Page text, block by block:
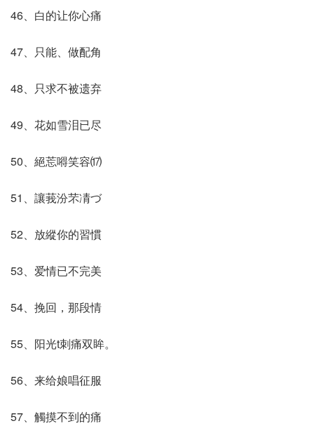
46、白的让你心痛
47、只能、做配角
48、只求不被遗弃
49、花如雪泪已尽
50、絕莣嘚笑容⒄
51、讓莪汾芣凊づ
52、放縱你的習慣
53、爱情已不完美
54、挽回，那段情
55、阳光t刺痛双眸。
56、来给娘唱征服
57、觸摸不到的痛